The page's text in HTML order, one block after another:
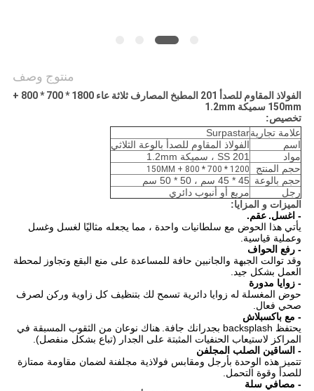
منتوج وصف
الفولاذ المقاوم للصدأ 201 المطبخ المصارف ثلاثة عاء 1800 * 700 * 800 +
150mm سميكة 1.2mm
تخصيص:
علامة تجاريةSurpastar
اسم
الفولاذ المقاوم للصدأ بالوعة الثلاثي
مواد
SS 201 ، سميكة 1.2mm
حجم المنتج
1200 * 700 * 800 + 150MM
حجم بالوعة 45 * 45 سم ، 50 * 50 سم
رجل
مربع أو أنبوب دائري
الميزات و المزايا:
- اغسل. عقم.
يأتي هذا الحوض مع سلطانيات واحدة ، مما يجعله مثاليًا لغسل وغسل
وعملية قياسية.
- رفع الحواف
وقد توالت الجبهة والجانبين حافة للمساعدة على منع البقع وتجاوز لمحطة
العمل بشكل جيد.
- زوايا مدورة
حوض المغسلة له زوايا دائرية تسمح لك بتنظيف كل زاوية وركن لصرف
صحي فعال.
- مع باكسبلاش
يحتفظ backsplash بجدرانك جافة.
هناك نوعان من الثقوب المسبقة في
المراكز لاستيعاب الحنفيات المثبتة على الجدار (تباع بشكل منفصل).
- الساقين الصلب المجلفن
تتميز هذه الوحدة بأرجل ومقابس فولاذية مجلفنة لضمان مقاومة ممتازة
للصدأ وقوة التحمل.
- مصافي سلة